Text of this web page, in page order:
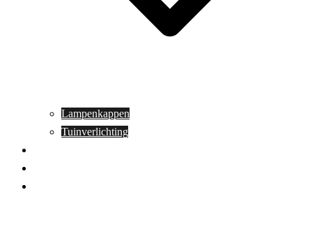
Lampenkappen
Tuinverlichting